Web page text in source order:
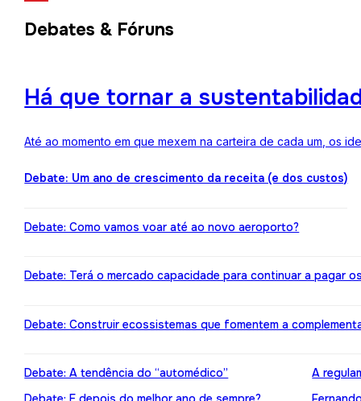
Debates & Fóruns
Há que tornar a
Até ao momento em que mexem na carteira de cada um, os
Debate: Um ano de crescimento da receita (e dos custos)
Debate: Como vamos voar até ao novo aeroporto?
Debate: Terá o mercado capacidade para continuar a pagar
Debate: Construir ecossistemas que fomentem a
Debate: A tendência do “automédico”
A